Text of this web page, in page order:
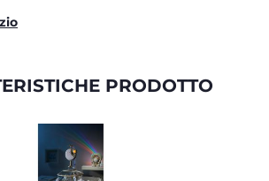
PRODOTTO